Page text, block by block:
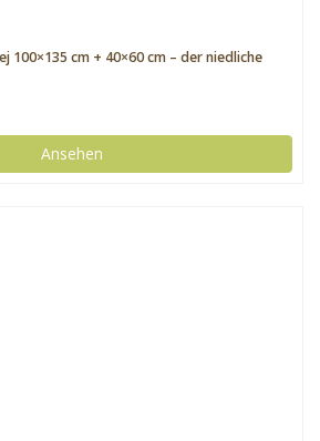
100×135 cm + 40×60 cm – der niedliche
Ansehen